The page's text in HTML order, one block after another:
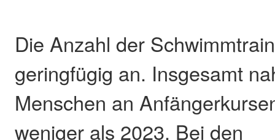
Die Anzahl der
geringfügig an. Insgesamt
Menschen an
weniger als 2023. Bei den